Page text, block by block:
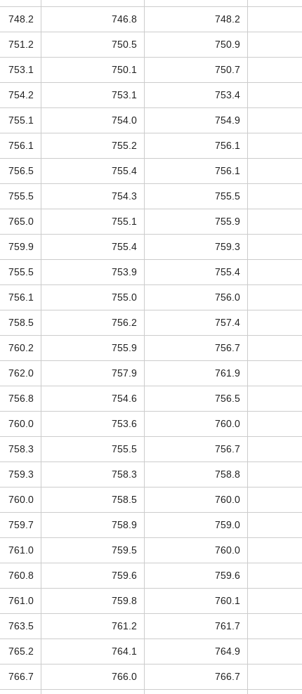
748.2 746.8 748.2
751.2 750.5 750.9
753.1 750.1 750.7
754.2 753.1 753.4
755.1 754.0 754.9
756.1 755.2 756.1
756.5 755.4 756.1
755.5 754.3 755.5
765.0 755.1 755.9
759.9 755.4 759.3
755.5 753.9 755.4
756.1 755.0 756.0
758.5 756.2 757.4
760.2 755.9 756.7
762.0 757.9 761.9
756.8 754.6 756.5
760.0 753.6 760.0
758.3 755.5 756.7
759.3 758.3 758.8
760.0 758.5 760.0
759.7 758.9 759.0
761.0 759.5 760.0
760.8 759.6 759.6
761.0 759.8 760.1
763.5 761.2 761.7
765.2 764.1 764.9
766.7 766.0 766.7